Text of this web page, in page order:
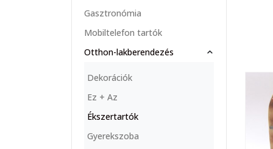
Gasztronómia
Mobiltelefon tartók
Otthon-lakberendezés
Dekorációk
Ez + Az
Ékszertartók
Gyerekszoba